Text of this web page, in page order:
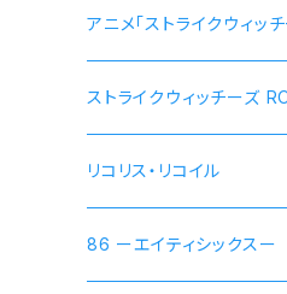
アニメ「ストライクウィッ
ストライクウィッチーズ
リコリス・リコイル
錦木千束 DA 1st モデル
86 ーエイティシックスー